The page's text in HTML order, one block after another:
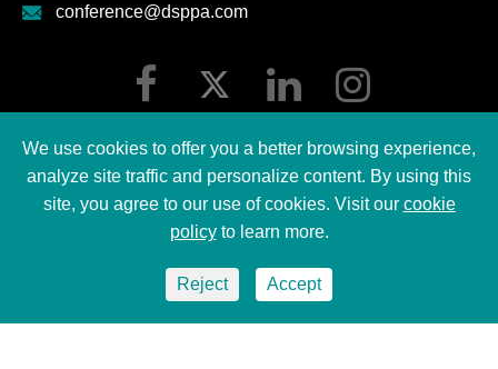
conference@dsppa.com
حقوق الطبع ©2026 Guangzhou DSPPA Audio Co., Ltd.
خريطة الموقع
|
We use cookies to offer you a better browsing experience,
analyze site traffic and personalize content. By using this
site, you agree to our use of cookies. Visit our cookie
policyto learn more.
Reject Accept